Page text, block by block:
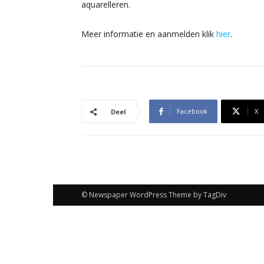
aquarelleren.
Meer informatie en aanmelden klik hier.
Deel Facebook X
© Newspaper WordPress Theme by TagDiv